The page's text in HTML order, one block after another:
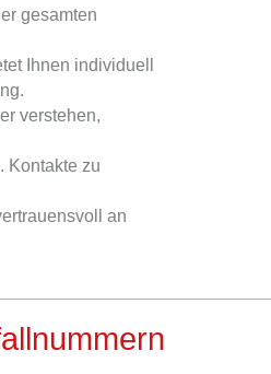
gesamten
Ihnen individuell
verstehen,
Kontakte zu
an